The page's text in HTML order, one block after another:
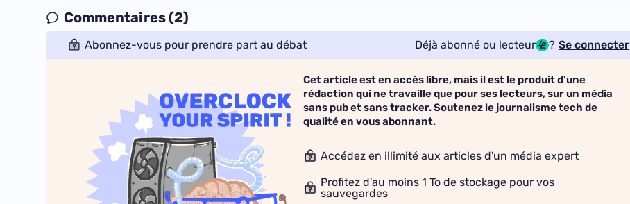
Commentaires (2)
Abonnez-vous pour prendre part au débat Déjà abonné ou lecteur ? Se connecter
Cet article est en accès libre, mais il est le produit d'une
rédaction qui ne travaille que pour ses lecteurs, sur un média
sans pub et sans tracker. Soutenez le journalisme tech de
qualité en vous abonnant.
Accédez en illimité aux articles d'un média expert
Profitez d'au moins 1 To de stockage pour vos
sauvegardes